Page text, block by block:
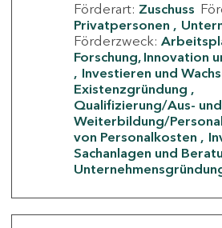
Förderart: Zuschuss
Privatpersonen
Förderzweck:
Forschung, Innovation
Investieren und
Existenzgründung
Qualifizierung/Aus- und
Weiterbildung/Personal
von Personalkosten
Sachanlagen und